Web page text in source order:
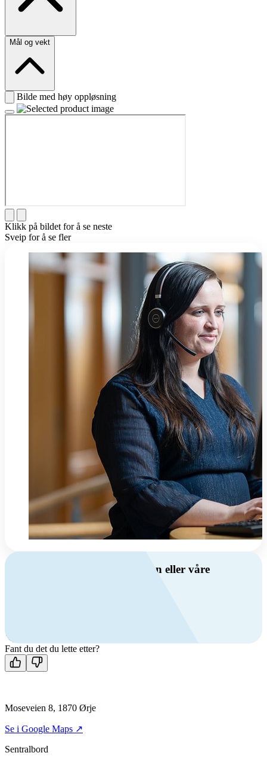
Mål og vekt
Bilde med høy oppløsning
Klikk på bildet for å se neste
Sveip for å se fler
Har du spørsmål om ventilasjon eller våre
Kontakt oss
Fant du det du lette etter?
Moseveien 8, 1870 Ørje
Se i Google Maps ↗
Sentralbord